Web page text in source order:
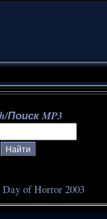
Поиск MP3
of Horror 2003